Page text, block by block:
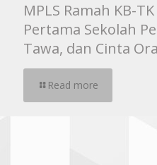
MPLS Ramah KB-
Pertama Sekolah
Tawa, dan Cinta
Read more